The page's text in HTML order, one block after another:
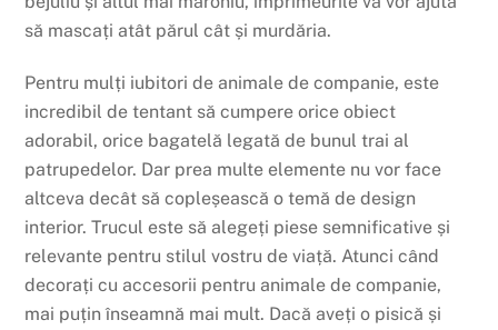
să mascați atât părul cât și murdăria.
Pentru mulți iubitori de animale de companie, este
incredibil de tentant să cumpere orice obiect
adorabil, orice bagatelă legată de bunul trai al
patrupedelor. Dar prea multe elemente nu vor face
altceva decât să copleșească o temă de design
interior. Trucul este să alegeți piese semnificative și
relevante pentru stilul vostru de viață. Atunci când
decorați cu accesorii pentru animale de companie,
mai puțin înseamnă mai mult. Dacă aveți o pisică și